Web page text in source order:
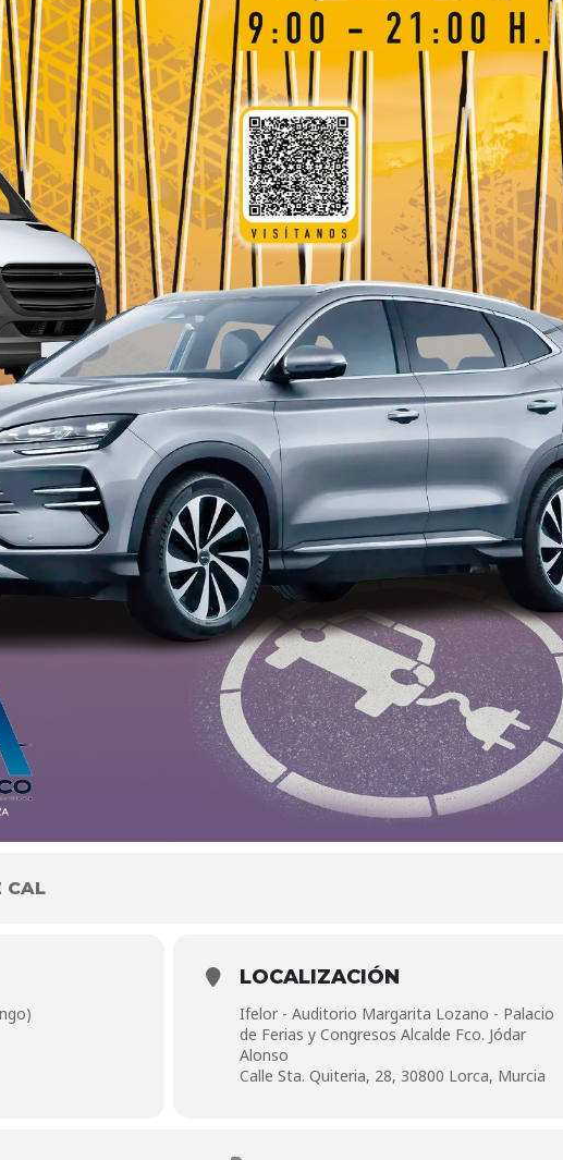
CAL
LOCALIZACIÓN
Ifelor - Auditorio Margarita Lozano - Palacio
de Ferias y Congresos Alcalde Fco. Jódar
Alonso
Calle Sta. Quiteria, 28, 30800 Lorca, Murcia